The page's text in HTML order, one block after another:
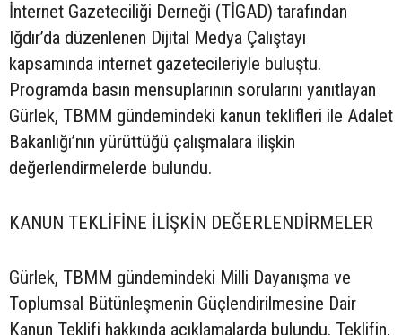
İnternet Gazeteciliği Derneği (TİGAD) tarafından
Iğdır’da düzenlenen Dijital Medya Çalıştayı
kapsamında internet gazetecileriyle buluştu.
Programda basın mensuplarının sorularını yanıtlayan
Gürlek, TBMM gündemindeki kanun teklifleri ile Adalet
Bakanlığı’nın yürüttüğü çalışmalara ilişkin
değerlendirmelerde bulundu.
KANUN TEKLİFİNE İLİŞKİN DEĞERLENDİRMELER
Gürlek, TBMM gündemindeki Milli Dayanışma ve
Toplumsal Bütünleşmenin Güçlendirilmesine Dair
Kanun Teklifi hakkında açıklamalarda bulundu. Teklifin,